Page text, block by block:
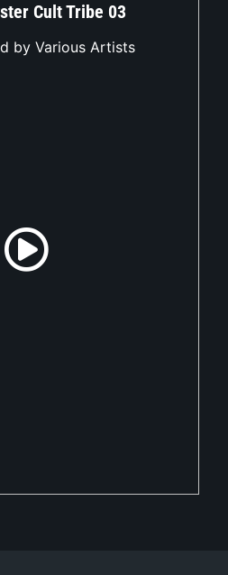
Cult Tribe 03
by Various Artists